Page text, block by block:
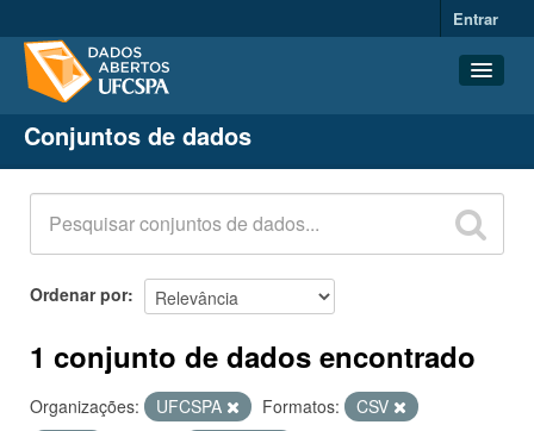
Entrar
Conjuntos de dados
Organizações
Grupos
Sobre
Conjuntos de dados
Ordenar por
1 conjunto de dados encontrado
Organizações: UFCSPA Formatos:
CSV